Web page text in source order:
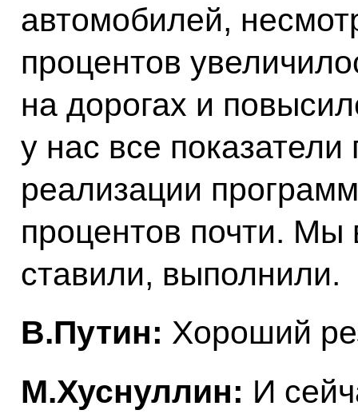
автомобилей,
процентов
на дорогах и
у нас все показатели
реализации
процентов почти. Мы
ставили, выполнили.
В.Путин: Хороший
М.Хуснуллин: И